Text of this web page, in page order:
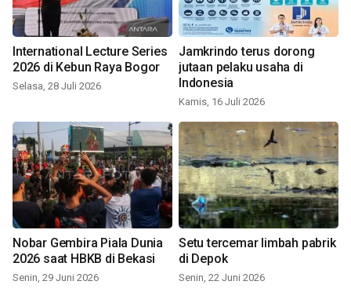
International Lecture Series
2026 di Kebun Raya Bogor
Selasa, 28 Juli 2026
Jamkrindo terus dorong
jutaan pelaku usaha di
Indonesia
Kamis, 16 Juli 2026
Nobar Gembira Piala Dunia
2026 saat HBKB di Bekasi
Senin, 29 Juni 2026
Setu tercemar limbah pabrik
di Depok
Senin, 22 Juni 2026